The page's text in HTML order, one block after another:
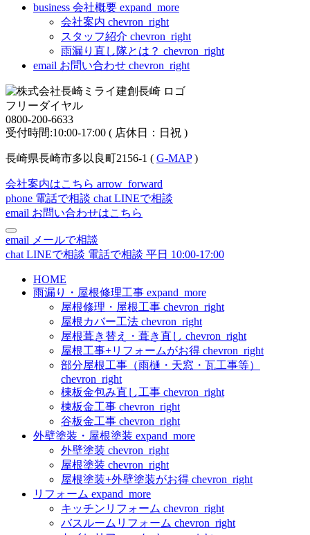
business 会社概要 expand_more
会社案内 chevron_right
スタッフ紹介 chevron_right
雨漏り直し隊とは？ chevron_right
email お問い合わせ chevron_right
フリーダイヤル
0800-200-6633
受付時間:10:00-17:00 ( 店休日：日祝 )
長崎県長崎市多以良町2156-1 ( G-MAP)
会社案内はこちら arrow_forward
phone 電話で相談 chat LINEで相談
email お問い合わせはこちら
email メールで相談
chat LINEで相談 電話で相談 平日 10:00-17:00
HOME
雨漏り・屋根修理工事 expand_more
屋根修理・屋根工事 chevron_right
屋根カバー工法 chevron_right
屋根葺き替え・葺き直し chevron_right
屋根工事+リフォームがお得 chevron_right
部分屋根工事（雨樋・天窓・瓦工事等）
chevron_right
棟板金包み直し工事 chevron_right
棟板金工事 chevron_right
谷板金工事 chevron_right
外壁塗装・屋根塗装 expand_more
外壁塗装 chevron_right
屋根塗装 chevron_right
屋根塗装+外壁塗装がお得 chevron_right
リフォーム expand_more
キッチンリフォーム chevron_right
バスルームリフォーム chevron_right